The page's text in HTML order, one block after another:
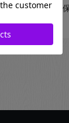
暗号化により